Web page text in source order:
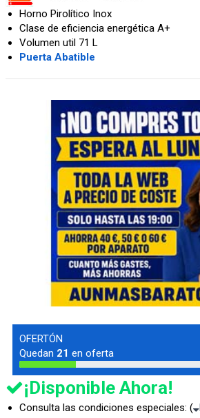
Horno Pirolítico Inox
Clase de eficiencia energética A+
Volumen util 71 L
Puerta Abatible
OFERTÓN
Quedan 21 en oferta
¡Disponible Ahora!
Consulta las condiciones especiales: (